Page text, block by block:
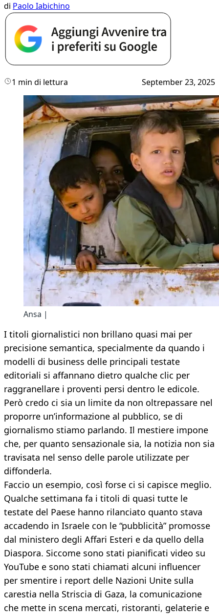
di Paolo Iabichino
1 min di lettura September 23, 2025
Ansa |
I titoli giornalistici non brillano quasi mai per
precisione semantica, specialmente da quando i
modelli di business delle principali testate
editoriali si affannano dietro qualche clic per
raggranellare i proventi persi dentro le edicole.
Però credo ci sia un limite da non oltrepassare nel
proporre un’informazione al pubblico, se di
giornalismo stiamo parlando. Il mestiere impone
che, per quanto sensazionale sia, la notizia non sia
travisata nel senso delle parole utilizzate per
diffonderla.
Faccio un esempio, così forse ci si capisce meglio.
Qualche settimana fa i titoli di quasi tutte le
testate del Paese hanno rilanciato quanto stava
accadendo in Israele con le “pubblicità” promosse
dal ministero degli Affari Esteri e da quello della
Diaspora. Siccome sono stati pianificati video su
YouTube e sono stati chiamati alcuni influencer
per smentire i report delle Nazioni Unite sulla
carestia nella Striscia di Gaza, la comunicazione
che mette in scena mercati, ristoranti, gelaterie e